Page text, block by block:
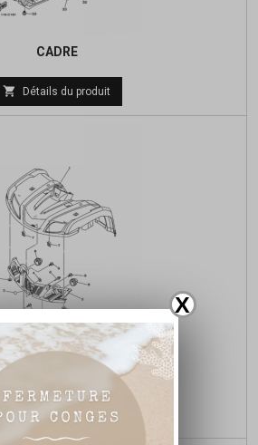
X
CADRE
Prix
de
 Détails du produit
PARE BOUE AVANT
 Détails du produit